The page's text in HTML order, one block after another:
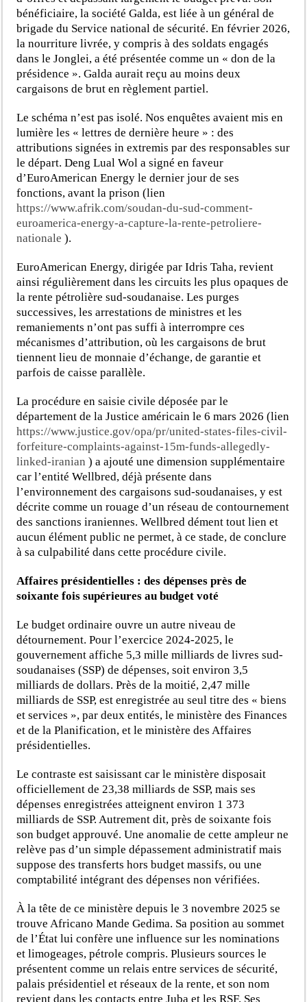
bénéficiaire, la société Galda, est liée à un général de
brigade du Service national de sécurité. En février 2026,
la nourriture livrée, y compris à des soldats engagés
dans le Jonglei, a été présentée comme un « don de la
présidence ». Galda aurait reçu au moins deux
cargaisons de brut en règlement partiel.
Le schéma n’est pas isolé. Nos enquêtes avaient mis en
lumière les « lettres de dernière heure » : des
attributions signées in extremis par des responsables sur
le départ. Deng Lual Wol a signé en faveur
d’EuroAmerican Energy le dernier jour de ses
fonctions, avant la prison (lien
https://www.afrik.com/soudan-du-sud-comment-
euroamerica-energy-a-capture-la-rente-petroliere-
nationale ).
EuroAmerican Energy, dirigée par Idris Taha, revient
ainsi régulièrement dans les circuits les plus opaques de
la rente pétrolière sud-soudanaise. Les purges
successives, les arrestations de ministres et les
remaniements n’ont pas suffi à interrompre ces
mécanismes d’attribution, où les cargaisons de brut
tiennent lieu de monnaie d’échange, de garantie et
parfois de caisse parallèle.
La procédure en saisie civile déposée par le
département de la Justice américain le 6 mars 2026 (lien
https://www.justice.gov/opa/pr/united-states-files-civil-
forfeiture-complaints-against-15m-funds-allegedly-
linked-iranian ) a ajouté une dimension supplémentaire
car l’entité Wellbred, déjà présente dans
l’environnement des cargaisons sud-soudanaises, y est
décrite comme un rouage d’un réseau de contournement
des sanctions iraniennes. Wellbred dément tout lien et
aucun élément public ne permet, à ce stade, de conclure
à sa culpabilité dans cette procédure civile.
Affaires présidentielles : des dépenses près de
soixante fois supérieures au budget voté
Le budget ordinaire ouvre un autre niveau de
détournement. Pour l’exercice 2024-2025, le
gouvernement affiche 5,3 mille milliards de livres sud-
soudanaises (SSP) de dépenses, soit environ 3,5
milliards de dollars. Près de la moitié, 2,47 mille
milliards de SSP, est enregistrée au seul titre des « biens
et services », par deux entités, le ministère des Finances
et de la Planification, et le ministère des Affaires
présidentielles.
Le contraste est saisissant car le ministère disposait
officiellement de 23,38 milliards de SSP, mais ses
dépenses enregistrées atteignent environ 1 373
milliards de SSP. Autrement dit, près de soixante fois
son budget approuvé. Une anomalie de cette ampleur ne
relève pas d’un simple dépassement administratif mais
suppose des transferts hors budget massifs, ou une
comptabilité intégrant des dépenses non vérifiées.
À la tête de ce ministère depuis le 3 novembre 2025 se
trouve Africano Mande Gedima. Sa position au sommet
de l’État lui confère une influence sur les nominations
et limogeages, pétrole compris. Plusieurs sources le
présentent comme un relais entre services de sécurité,
palais présidentiel et réseaux de la rente, et son nom
revient dans les contacts entre Juba et les RSF. Ses